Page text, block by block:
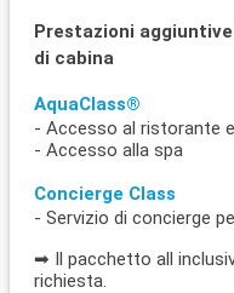
Prestazioni
di cabina
AquaClass®
- Accesso al ristorante
- Accesso alla spa
Concierge Class
- Servizio di concierge
➡ Il pacchetto all
richiesta.